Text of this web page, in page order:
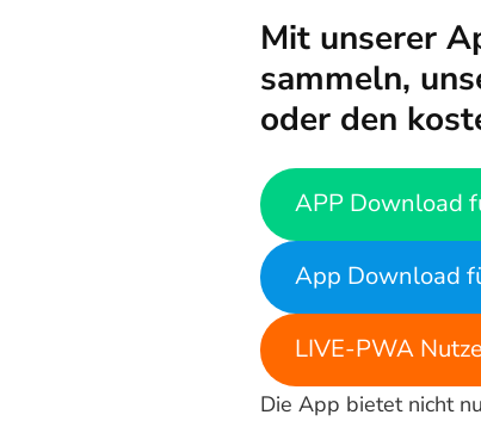
Mit unserer
sammeln,
oder den
APP Download
App Download
LIVE-PWA
Die App bietet nicht